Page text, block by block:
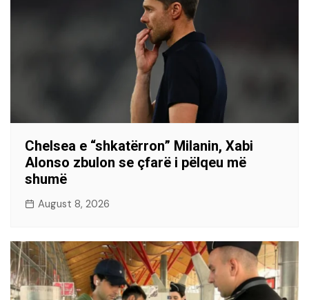
Chelsea e “shkatërron” Milanin, Xabi
Alonso zbulon se çfarë i pëlqeu më
shumë
August 8, 2026